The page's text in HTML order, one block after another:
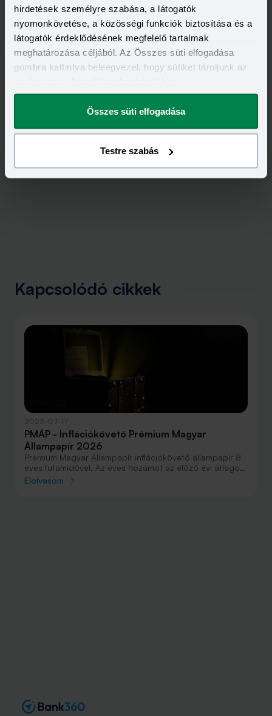
hirdetések személyre szabása, a látogatók
nyomonkövetése, a közösségi funkciók biztosítása és a
látogatók érdeklődésének megfelelő tartalmak
meghatározása céljából. Az Összes süti elfogadása
gombra kattintva beleegyezel, hogy sütiket tároljunk az
megváltoztathatod.
Összes süti elfogadása
Testre szabás
Kapcsolódó címkék
Kapcsolódó cikkek
PMÁP - Inflációkövető Prémium Magyar
Állampapír 2026
Prémium Magyar Állampapír inflációkövető állampapír 8
éves futamidővel. Az éves hozamot az előző évi átlagos
infláció határozza meg, ehhez jön még a kamatprémium.
Elolvasom